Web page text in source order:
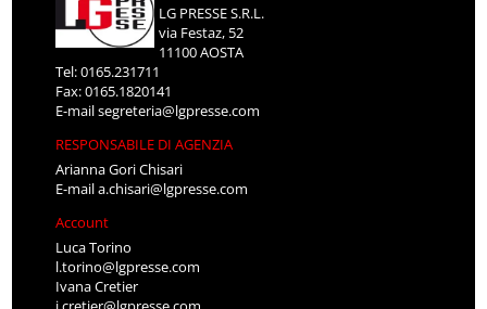
LG PRESSE S.R.L.
via Festaz, 52
11100 AOSTA
Tel: 0165.231711
Fax: 0165.1820141
E-mailsegreteria@lgpresse.com
RESPONSABILE DI AGENZIA
Arianna Gori Chisari
E-maila.chisari@lgpresse.com
Account
Luca Torino
l.torino@lgpresse.com
Ivana Cretier